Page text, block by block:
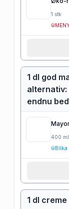
1 stk
1 dl god
alternativ:
endnu
400 ml
Bilka
1 dl